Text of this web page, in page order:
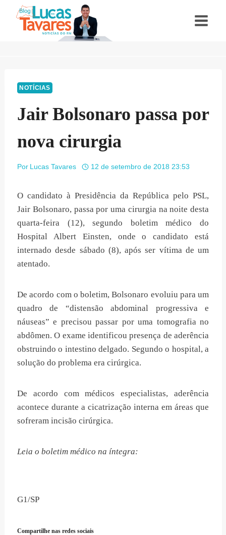
NOTÍCIAS
Jair Bolsonaro passa por
nova cirurgia
Por Lucas Tavares 12 de setembro de 2018 23:53
O candidato à Presidência da República pelo PSL,
Jair Bolsonaro, passa por uma cirurgia na noite desta
quarta-feira (12), segundo boletim médico do
Hospital Albert Einsten, onde o candidato está
internado desde sábado (8), após ser vítima de um
atentado.
De acordo com o boletim, Bolsonaro evoluiu para um
quadro de “distensão abdominal progressiva e
náuseas” e precisou passar por uma tomografia no
abdômen. O exame identificou presença de aderência
obstruindo o intestino delgado. Segundo o hospital, a
solução do problema era cirúrgica.
De acordo com médicos especialistas, aderência
acontece durante a cicatrização interna em áreas que
sofreram incisão cirúrgica.
Leia o boletim médico na íntegra:
G1/SP
Compartilhe nas redes sociais